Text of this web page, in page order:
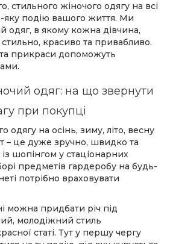
стильного жіночого одягу на всі
яку подію вашого життя. Ми
одяг, в якому кожна дівчина,
красиво та привабливо.
прикраси допоможуть
одяг: на що звернути
при покупці
одягу на осінь, зиму, літо, весну
– це дуже зручно, швидко та
шопінгом у стаціонарних
предметів гардеробу на будь-
потрібно враховувати
можна придбати річ під
молодіжний стиль
статі. Тут у першу чергу